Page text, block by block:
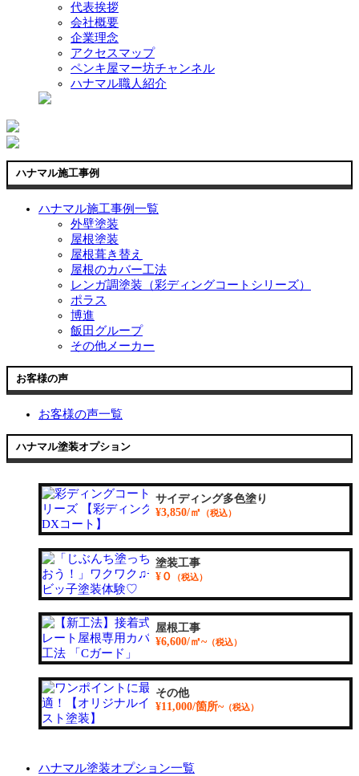
代表挨拶
会社概要
企業理念
アクセスマップ
ペンキ屋マー坊チャンネル
ハナマル職人紹介
ハナマル施工事例
ハナマル施工事例一覧
外壁塗装
屋根塗装
屋根葺き替え
屋根のカバー工法
レンガ調塗装（彩ディングコートシリーズ）
ポラス
博進
飯田グループ
その他メーカー
お客様の声
お客様の声一覧
ハナマル塗装オプション
サイディング多色塗り
¥3,850/㎡ （税込）
塗装工事
¥０
（税込）
屋根工事
¥6,600/㎡~（税込）
その他
¥11,000/箇所~（税込）
ハナマル塗装オプション一覧